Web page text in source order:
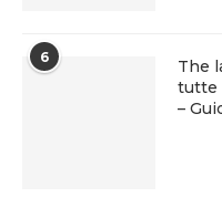
6
The
tutte
–